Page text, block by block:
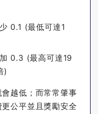
0.1 (最低可達1
0.3 (最高可達19
)
越低；而常常肇事
公平並且獎勵安全